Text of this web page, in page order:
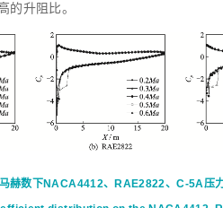
的升阻比。
赫数下NACA4412、RAE2822、C-5A压